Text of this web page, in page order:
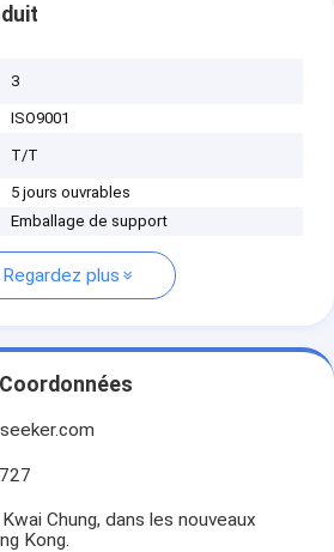
3
ISO9001
T/T
5 jours ouvrables
Emballage de support
Regardez plus
Coordonnées
Chung, dans les nouveaux
Kong.